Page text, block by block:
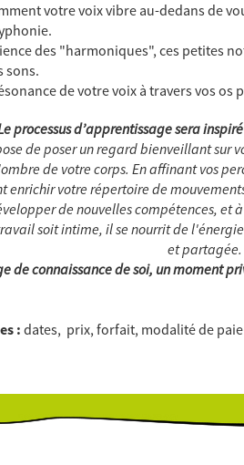
votre voix vibre au-dedans de
des "harmoniques", ces petites
sons.
de votre voix à travers vos os
processus d’apprentissagesera
de poser un regard bienveillant sur
de votre corps. En affinant vos
enrichir votre répertoire de
de nouvelles compétences, et
soit intime, il se nourrit de
et partagée.
de connaissance de soi, un moment
:dates, prix, forfait, modalité de